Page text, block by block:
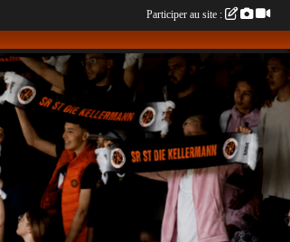
Participer au site :